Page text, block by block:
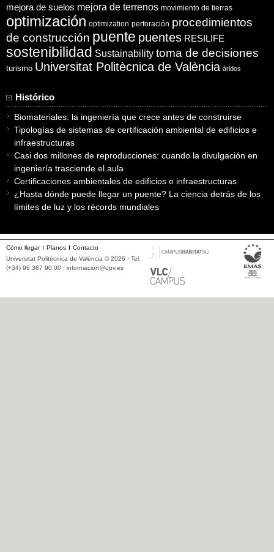
mejora de suelos mejora de terrenos movimiento de tierras
optimización optimization perforación procedimientos
de construcción puente puentes RESILIFE
sostenibilidad Sustainability toma de decisiones
turismo Universitat Politècnica de València áridos
Histórico
Biomateriales: la ingeniería que crece antes de construirse
Tipologías de sistemas de certificación ambiental de edificios e
infraestructuras
Casi dos millones de reproducciones: cuando la divulgación en
ingeniería trasciende el aula
Certificaciones ambientales de edificios e infraestructuras
¿Hasta dónde puede llegar un puente? La ciencia detrás de los
límites de luz y los récords mundiales
Cómo llegar Planos
Contacto
Universitat Politècnica de València © 2026 · Tel.
(+34) 96 387 90 00 · informacion@upv.es